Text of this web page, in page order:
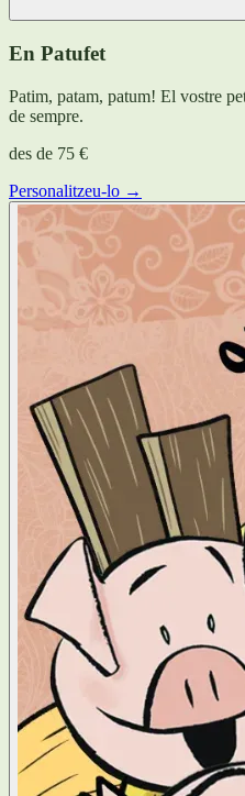
En Patufet
Patim, patam, patum! El vostre
de sempre.
des de 75 €
Personalitzeu-lo →